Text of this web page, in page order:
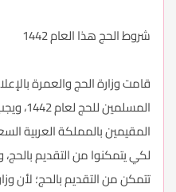
شروط الحج هذا العام 1442
قامت وزارة الحج والعمرة
المقيمين بالمملكة العربية
لكي يتمكنوا من التقديم
تتمكن من التقديم بالحج؛ لأن